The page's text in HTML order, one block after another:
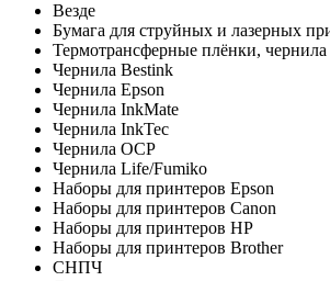
Везде
Бумага для струйных и лазерных
Термотрансферные плёнки,
Чернила Bestink
Чернила Epson
Чернила InkMate
Чернила InkTec
Чернила OCP
Чернила Life/Fumiko
Наборы для принтеров Epson
Наборы для принтеров Canon
Наборы для принтеров HP
Наборы для принтеров Brother
СНПЧ